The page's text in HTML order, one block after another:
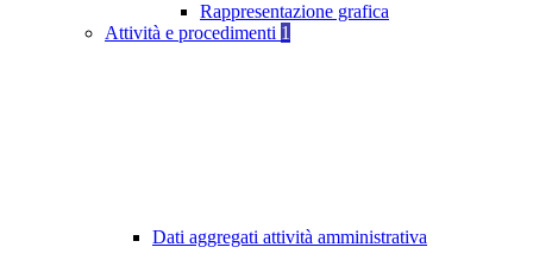
Rappresentazione grafica
Attività e procedimenti 1
Dati aggregati attività amministrativa